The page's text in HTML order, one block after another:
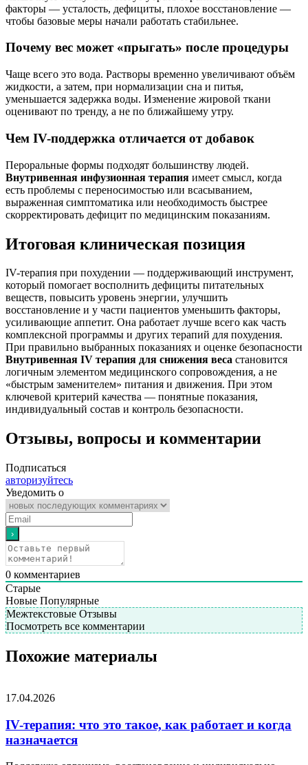
факторы — усталость, дефициты, плохое восстановление —
чтобы базовые меры начали работать стабильнее.
Почему вес может «прыгать» после процедуры
Чаще всего это вода. Растворы временно увеличивают объём
жидкости, а затем, при нормализации сна и питья,
уменьшается задержка воды. Изменение жировой ткани
оценивают по тренду, а не по ближайшему утру.
Чем IV-поддержка отличается от добавок
Пероральные формы подходят большинству людей.
Внутривенная инфузионная терапия имеет смысл, когда
есть проблемы с переносимостью или всасыванием,
выраженная симптоматика или необходимость быстрее
скорректировать дефицит по медицинским показаниям.
Итоговая клиническая позиция
IV-терапия при похудении — поддерживающий инструмент,
который помогает восполнить дефициты питательных
веществ, повысить уровень энергии, улучшить
восстановление и у части пациентов уменьшить факторы,
усиливающие аппетит. Она работает лучше всего как часть
комплексной программы и других терапий для похудения.
При правильно выбранных показаниях и оценке безопасности
Внутривенная IV терапия для снижения веса становится
логичным элементом медицинского сопровождения, а не
«быстрым заменителем» питания и движения. При этом
ключевой критерий качества — понятные показания,
индивидуальный состав и контроль безопасности.
Отзывы, вопросы и комментарии
Подписаться
авторизуйтесь
Уведомить о
0 комментариев
Старые
Новые Популярные
Межтекстовые Отзывы
Посмотреть все комментарии
Похожие материалы
17.04.2026
IV-терапия: что это такое, как работает и когда
назначается